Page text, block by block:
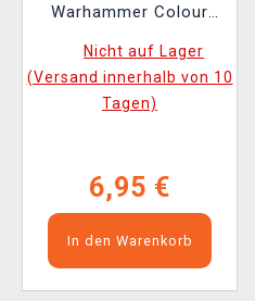
Warhammer Colour
Nicht auf Lager
(Versand innerhalb von 10
Tagen)
6,95 €
In den Warenkorb